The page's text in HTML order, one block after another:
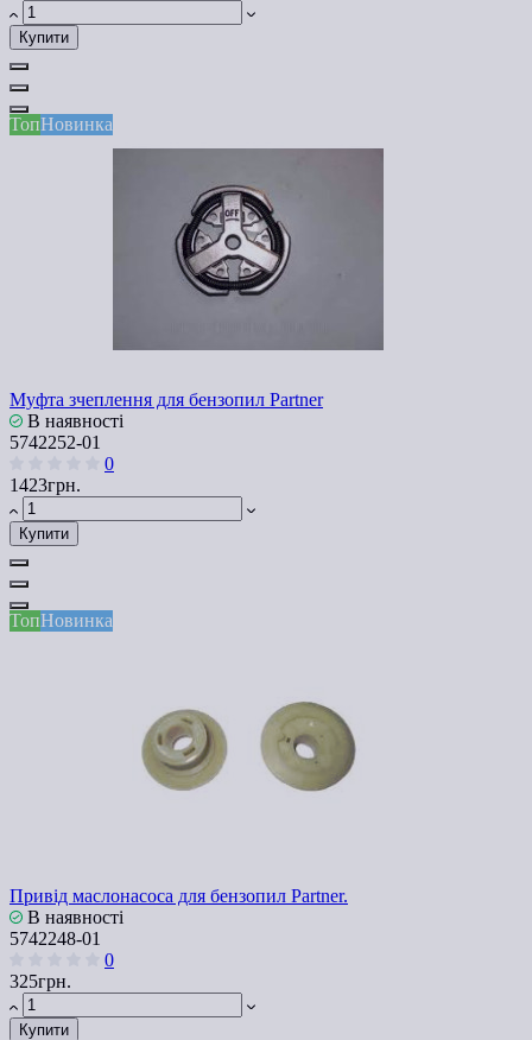
Купити
ТопНовинка
Муфта зчеплення для бензопил Partner
В наявності
5742252-01
0
1423грн.
Купити
ТопНовинка
Привід маслонасоса для бензопил Partner.
В наявності
5742248-01
0
325грн.
Купити